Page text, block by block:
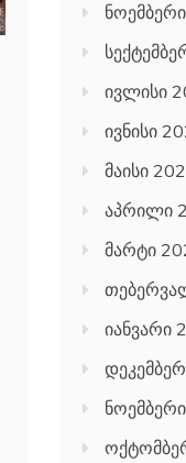
ივლისი
ივნისი
მაისი
აპრილი
მარტი
იანვარი